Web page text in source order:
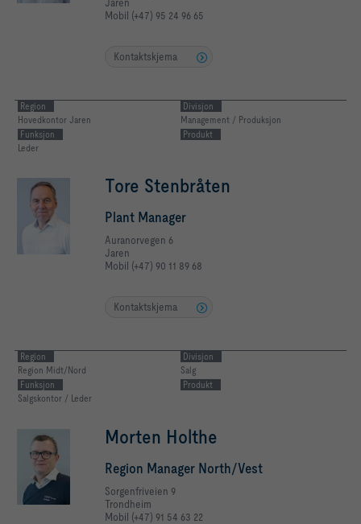
Mobil (+47) 95 24 96 65
Kontaktskjema
Region
Hovedkontor Jaren
Divisjon
Management / Produksjon
Funksjon
Leder
Produkt
Tore Stenbråten
Plant Manager
Auranorvegen 6
Jaren
Mobil (+47) 90 11 89 68
Kontaktskjema
Region
Region Midt/Nord
Divisjon
Salg
Funksjon
Salgskontor / Leder
Produkt
Morten Holthe
Region Manager North/Vest
Sorgenfriveien 9
Trondheim
Mobil (+47) 91 54 63 22